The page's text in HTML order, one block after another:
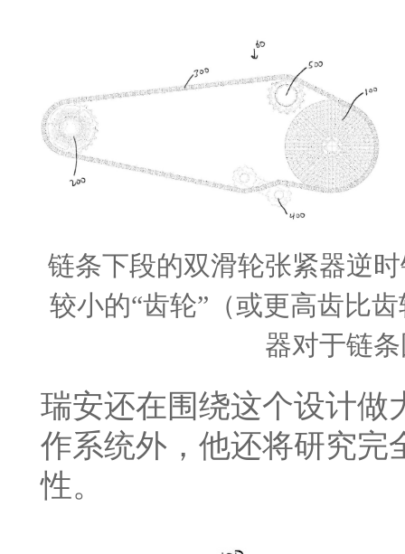
链条下段的双滑轮张紧器逆
较小的“齿轮”（或更高齿比
器对于链
瑞安还在围绕这个设计做
作系统外，他还将研究完
性。